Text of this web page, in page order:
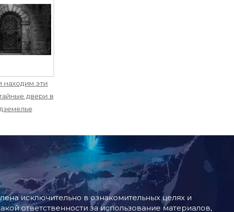
эти
двери в
исключительно в ознакомительных целях и
ответственности за использование материалов,